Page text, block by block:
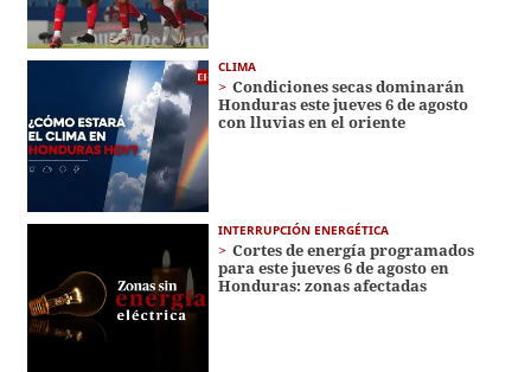
CLIMA
Condiciones secas dominarán
Honduras este jueves 6 de agosto
con lluvias en el oriente
INTERRUPCIÓN ENERGÉTICA
Cortes de energía programados
para este jueves 6 de agosto en
Honduras: zonas afectadas